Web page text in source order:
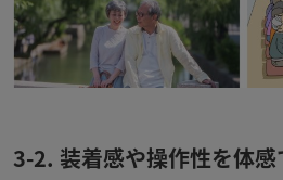
3-2. 装着感や操作性を体感